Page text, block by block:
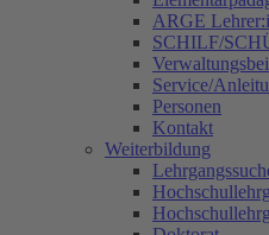
ARGE
SCHILF/
Service/
Personen
Kontakt
Weiterbildung